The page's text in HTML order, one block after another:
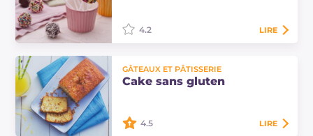
boules de gâteau recouvertes de
chocolat et décorées de petites
4.2 LIRE
GÂTEAUX ET PÂTISSERIE
Cake sans gluten
4.5 LIRE